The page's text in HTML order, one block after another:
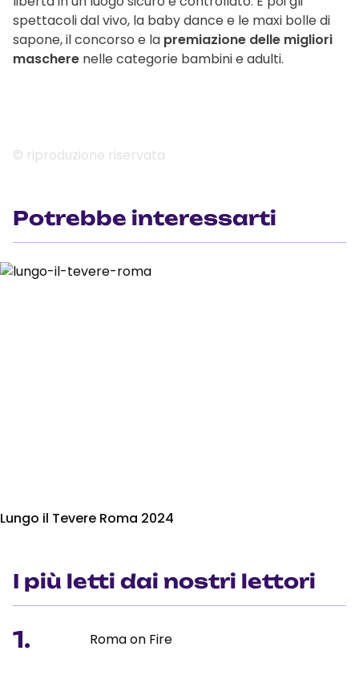
spettacoli dal vivo, la baby dance e le maxi bolle di
sapone, il concorso e la premiazione delle migliori
maschere nelle categorie bambini e adulti.
© riproduzione riservata
Potrebbe interessarti
Lungo il Tevere Roma 2024
I più letti dai nostri lettori
1. Roma on Fire